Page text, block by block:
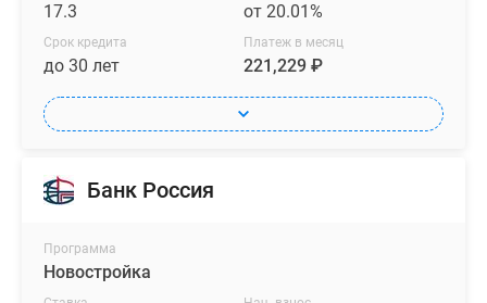
17.3 от 20.01%
Срок кредита
до 30 лет
Платеж в месяц
221,229 ₽
Банк Россия
Программа
Новостройка